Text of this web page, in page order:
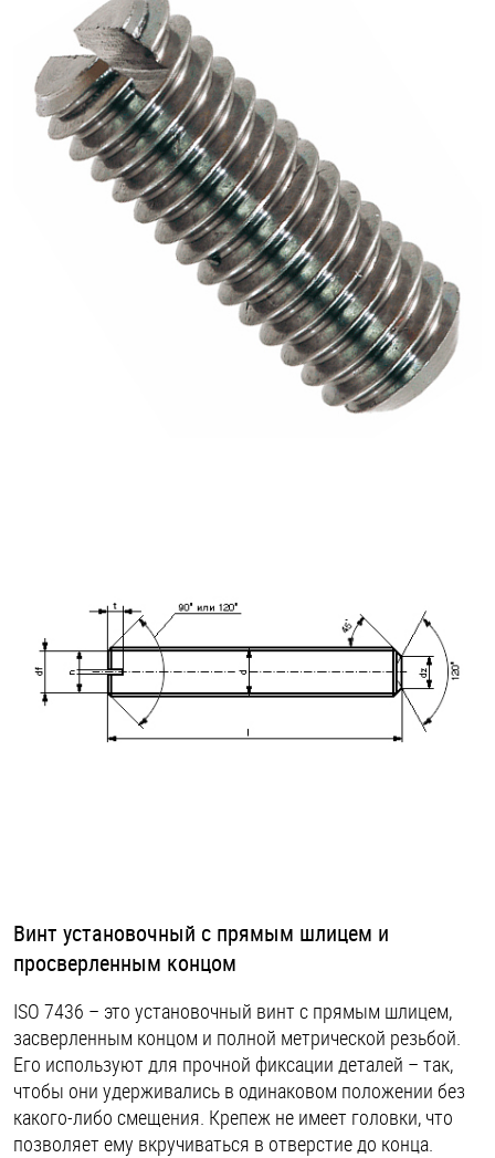
ОПЛАТА И ДОСТАВКА
НАШИ МАГАЗИНЫ
Втулки
Гайки
Дюбели
Дюймовый крепёж
Заклепки (Гайки-Заклепки)
Крюки, кольца с метрической резьбой
Пробки
Саморезы и шурупы
Стопорные кольца
Шпильки
Шплинты
Штифты и пальцы
Винт установочный с прямым шлицем и
просверленным концом
ISO 7436 – это установочный винт с прямым шлицем,
засверленным концом и полной метрической резьбой.
Его используют для прочной фиксации деталей – так,
чтобы они удерживались в одинаковом положении без
какого-либо смещения. Крепеж не имеет головки, что
позволяет ему вкручиваться в отверстие до конца.